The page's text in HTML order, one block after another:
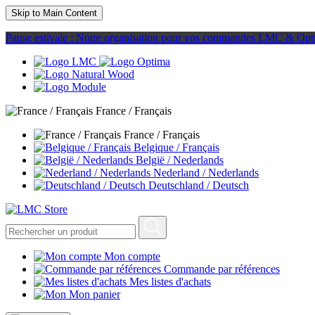
Skip to Main Content
Pause estivale : Notre organisation pour vos commandes LMC &
France / Français
France / Français
Belgique / Français
België / Nederlands
Nederland / Nederlands
Deutschland / Deutsch
Mon compte
Commande par références
Mes listes d'achats
Mon panier